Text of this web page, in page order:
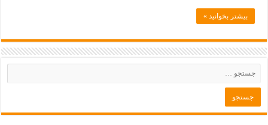
بیشتر بخوانید »